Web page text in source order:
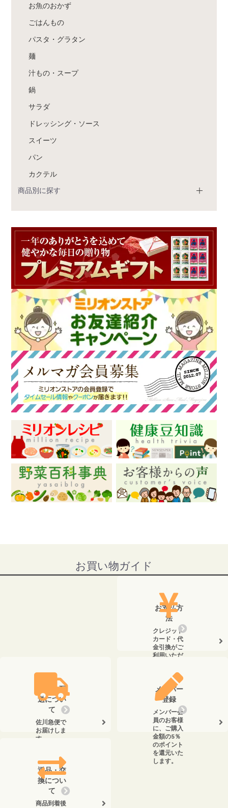
お魚のおかず
ごはんもの
パスタ・グラタン
麺
汁もの・スープ
鍋
サラダ
ドレッシング・ソース
スイーツ
パン
カクテル
商品別に探す
お買い物ガイド
お支払方
法
クレジット
カード・代
金引換がご
利用いただ
送料・配
送につい
て
佐川急便で
お届けしま
す。
メンバー
登録
メンバー会
員のお客様
に、ご購入
金額の5％
のポイント
を還元いた
します。
返品・交
換につい
て
商品到着後